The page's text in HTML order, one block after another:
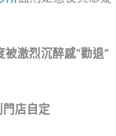
激烈沉醉感“勸退”
店自定